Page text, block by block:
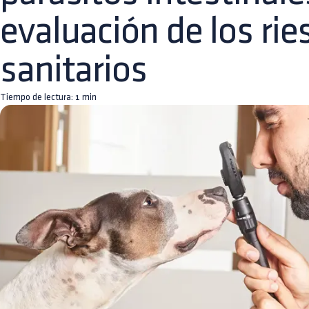
evaluación de los
sanitarios
Tiempo de lectura: 1 min